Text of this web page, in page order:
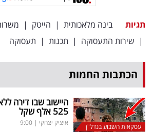
באייס
עקבו
אחרינו:
תגיות בינה מלאכותית | הייטק |
| שירות התעסוקה | תכנות | תעסוקה
הכתבות החמות
עסקאות השבוע בנדל"ן
היישוב שבו דירה
525 אלף שקל
איציק יצחקי |
9:00